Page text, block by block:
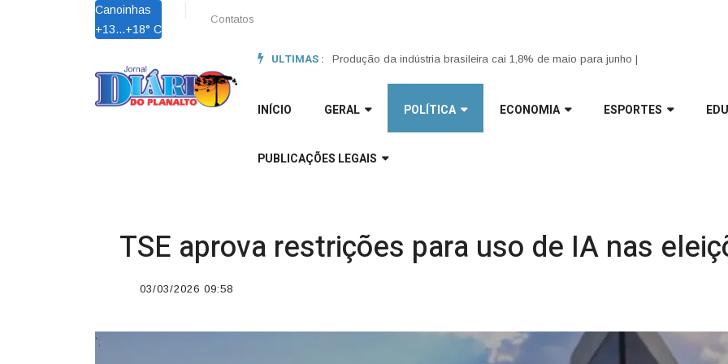
Canoinhas
+13...+18° C
Contatos
ULTIMAS : Região Sul tem previsão de chuva e granizo para esta terça-feira |
INÍCIO GERAL POLÍTICA ECONOMIA ESPORTES
PUBLICAÇÕES LEGAIS
TSE aprova restrições para uso de IA nas
03/03/2026 09:58
';